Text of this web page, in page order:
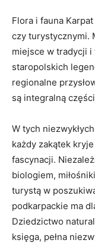
Flora i fauna
czy turystycznymi.
miejsce w tradycji
staropolskich
regionalne
są integralną
W tych
każdy zakątek
fascynacji.
biologiem,
turystą w
podkarpackie ma
Dziedzictwo
księga, pełna